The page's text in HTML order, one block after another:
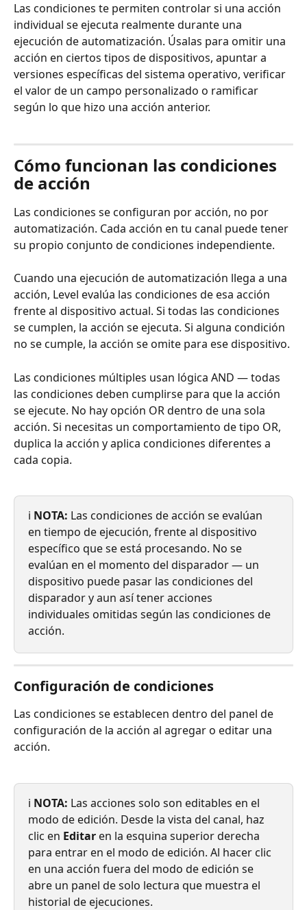
Las condiciones te permiten controlar si una acción
individual se ejecuta realmente durante una
ejecución de automatización. Úsalas para omitir una
acción en ciertos tipos de dispositivos, apuntar a
versiones específicas del sistema operativo, verificar
el valor de un campo personalizado o ramificar
según lo que hizo una acción anterior.
Cómo funcionan las condiciones
de acción
Las condiciones se configuran por acción, no por
automatización. Cada acción en tu canal puede tener
su propio conjunto de condiciones independiente.
Cuando una ejecución de automatización llega a una
acción, Level evalúa las condiciones de esa acción
frente al dispositivo actual. Si todas las condiciones
se cumplen, la acción se ejecuta. Si alguna condición
no se cumple, la acción se omite para ese dispositivo.
Las condiciones múltiples usan lógica AND — todas
las condiciones deben cumplirse para que la acción
se ejecute. No hay opción OR dentro de una sola
acción. Si necesitas un comportamiento de tipo OR,
duplica la acción y aplica condiciones diferentes a
cada copia.
ℹ️ NOTA: Las condiciones de acción se evalúan
en tiempo de ejecución, frente al dispositivo
específico que se está procesando. No se
evalúan en el momento del disparador — un
dispositivo puede pasar las condiciones del
disparador y aun así tener acciones
individuales omitidas según las condiciones de
acción.
Configuración de condiciones
Las condiciones se establecen dentro del panel de
configuración de la acción al agregar o editar una
acción.
ℹ️ NOTA: Las acciones solo son editables en el
modo de edición. Desde la vista del canal, haz
clic en Editar en la esquina superior derecha
para entrar en el modo de edición. Al hacer clic
en una acción fuera del modo de edición se
abre un panel de solo lectura que muestra el
historial de ejecuciones.